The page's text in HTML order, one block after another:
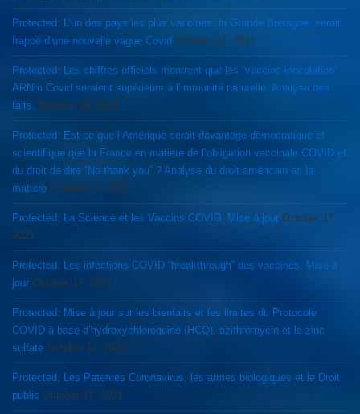
Protected: L’un des pays les plus vaccinés, la Grande Bretagne, serait
frappé d’une nouvelle vague Covid October 21, 2021
Protected: Les chiffres officiels montrent que les “vaccins-inoculation”
ARNm Covid seraient supérieurs à l’immunité naturelle. Analyse des
faits.
October 18, 2021
Protected: Est-ce que l’Amérique serait davantage démocratique et
scientifique que la France en matière de l’obligation vaccinale COVID et
du droit de dire “No thank you” ? Analyse du droit américain en la
matière October 17, 2021
Protected: La Science et les Vaccins COVID. Mise à jour October 17,
2021
Protected: Les infections COVID “breakthrough” des vaccinés. Mise à
jour October 17, 2021
Protected: Mise à jour sur les bienfaits et les limites du Protocole
COVID à base d’hydroxychloroquine (HCQ), azithromycin et le zinc
sulfate October 17, 2021
Protected: Les Patentes Coronavirus, les armes biologiques et le Droit
public October 17, 2021